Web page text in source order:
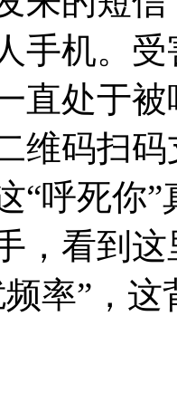
手机。
直处于
维码扫
“呼死你
，看到
率”，